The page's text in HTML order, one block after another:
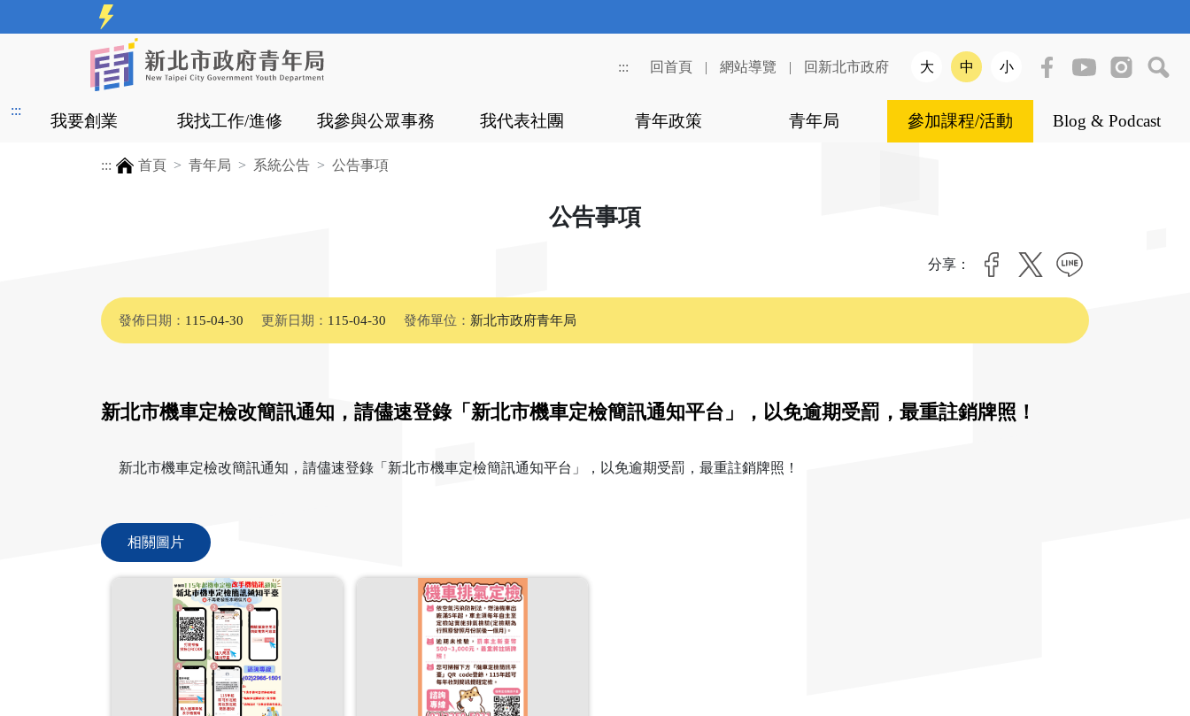
::: 回首頁 | 網站導覽 | 回新北市政府 大 中 小
:::
我要創業 我找工作/進修 我參與公眾事務 我代表社團 青年政策 青年局 參加課程/活動 Blog & Podcast
::: 首頁 青年局 系統公告 公告事項
公告事項
分享：
發佈日期： 115-04-30 更新日期： 115-04-30 發佈單位： 新北市政府青年局
新北市機車定檢改簡訊通知，請儘速登錄「新北市機車定檢簡訊通知平台」，以免逾期受罰，最重註銷牌照！
新北市機車定檢改簡訊通知，請儘速登錄「新北市機車定檢簡訊通知平台」，以免逾期受罰，最重註銷牌照！
相關圖片